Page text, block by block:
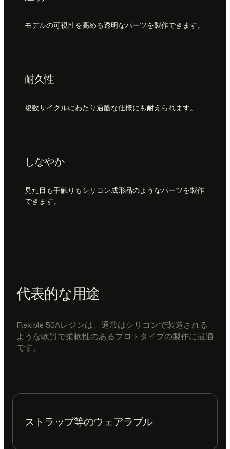
モデルの可視性を高める透明なパーツを製作できます。
耐久性
複数サイクルにわたり過酷な仕様にも耐えられます。
しなやか
見た目も手触りもシリコン成形品のようなパーツを製作
できます。
代表的な用途
Flexible 50Aレジンは、通常はシリコンで製造される
ような軟質で柔軟性のあるプロトタイプの製作に最適
です。
ストラップ等のウェアラブル